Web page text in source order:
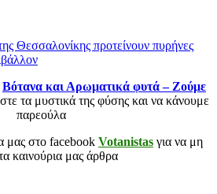
Θεσσαλονίκης προτείνουν πυρήνες
Βότανα και Αρωματικά φυτά – Ζούμε
τα μυστικά της φύσης και να κάνουμε
παρεούλα
μας στο facebook Votanistas για να μη
καινούρια μας άρθρα